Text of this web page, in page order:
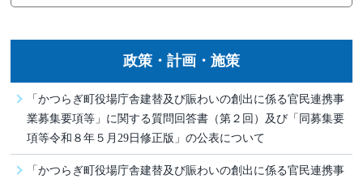
政策・計画・施策
「かつらぎ町役場庁舎建替及び賑わいの創出に係る官民連携事
業募集要項等」に関する質問回答書（第２回）及び「同募集要
項等令和８年５月29日修正版」の公表について
「かつらぎ町役場庁舎建替及び賑わいの創出に係る官民連携事